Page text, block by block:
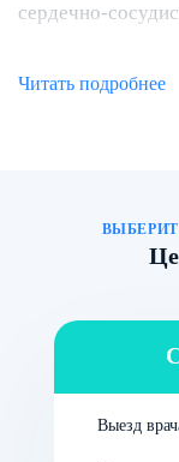
сердечно-
сокращениях
заболеваниям.
врач может
Обезвоживание
Читать подробнее
Выезд